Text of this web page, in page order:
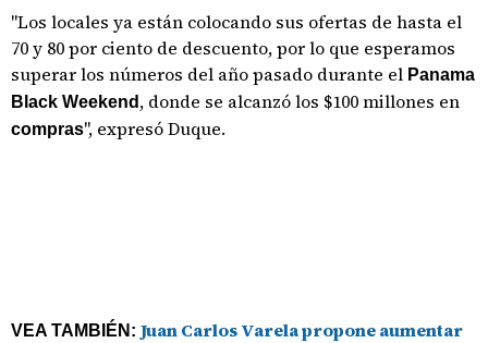
"Los locales ya están colocando sus ofertas de hasta el
70 y 80 por ciento de descuento, por lo que esperamos
superar los números del año pasado durante el Panama
Black Weekend , donde se alcanzó los $100 millones en
compras", expresó Duque.
VEA TAMBIÉN: Juan Carlos Varela propone aumentar